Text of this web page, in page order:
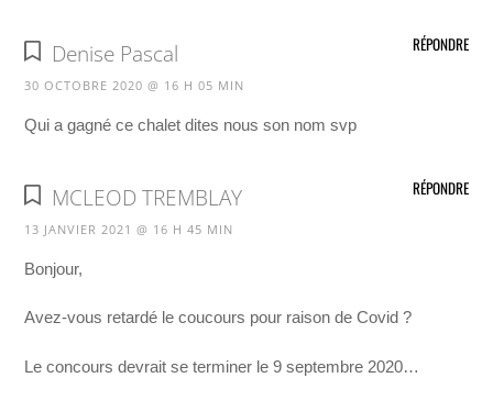
Denise Pascal
30 OCTOBRE 2020 @ 16 H 05 MIN
Qui a gagné ce chalet dites nous son nom svp
RÉPONDRE
MCLEOD TREMBLAY
13 JANVIER 2021 @ 16 H 45 MIN
Bonjour,
Avez-vous retardé le coucours pour raison de Covid ?
Le concours devrait se terminer le 9 septembre 2020…
RÉPONDRE